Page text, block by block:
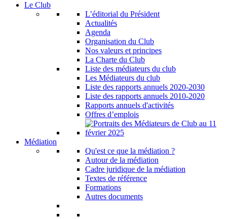
Le Club
L’éditorial du Président
Actualités
Agenda
Organisation du Club
Nos valeurs et principes
La Charte du Club
Liste des médiateurs du club
Les Médiateurs du club
Liste des rapports annuels 2020-2030
Liste des rapports annuels 2010-2020
Rapports annuels d'activités
Offres d’emplois
Médiation
Qu'est ce que la médiation ?
Autour de la médiation
Cadre juridique de la médiation
Textes de référence
Formations
Autres documents